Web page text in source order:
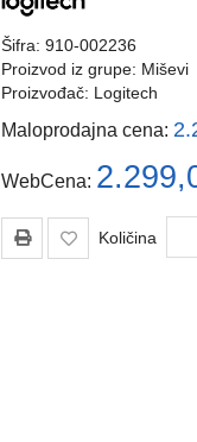
Šifra: 910-002236
Proizvod iz grupe: Miševi
Proizvođač: Logitech
Maloprodajna cena:
WebCena:
Količina